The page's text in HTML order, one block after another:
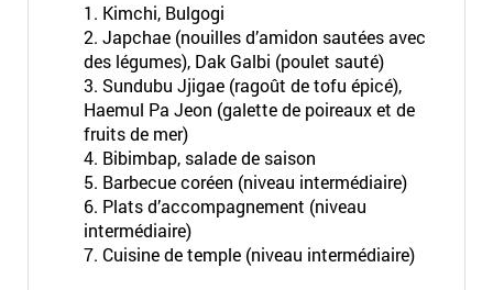
1. Kimchi, Bulgogi
2. Japchae (nouilles d’amidon sautées avec
des légumes), Dak Galbi (poulet sauté)
3. Sundubu Jjigae (ragoût de tofu épicé),
Haemul Pa Jeon (galette de poireaux et de
fruits de mer)
4. Bibimbap, salade de saison
5. Barbecue coréen (niveau intermédiaire)
6. Plats d’accompagnement (niveau
intermédiaire)
7. Cuisine de temple (niveau intermédiaire)